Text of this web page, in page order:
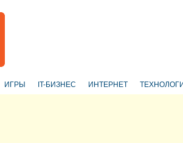
ИГРЫ IT-БИЗНЕС ИНТЕРНЕТ